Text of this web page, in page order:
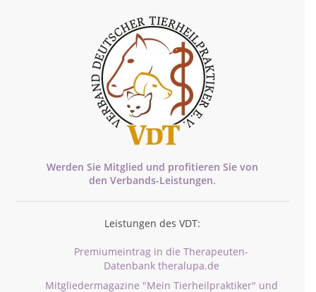
Werden Sie Mitglied und profitieren Sie von
den Verbands-Leistungen.
Leistungen des VDT:
Premiumeintrag in die Therapeuten-
Datenbank theralupa.de
Mitgliedermagazine "Mein Tierheilpraktiker" und